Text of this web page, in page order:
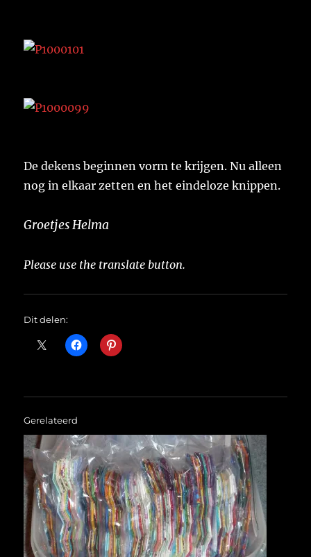
De dekens beginnen vorm te krijgen. Nu alleen
nog in elkaar zetten en het eindeloze knippen.
Groetjes Helma
Please use the translate button.
Dit delen:
Gerelateerd